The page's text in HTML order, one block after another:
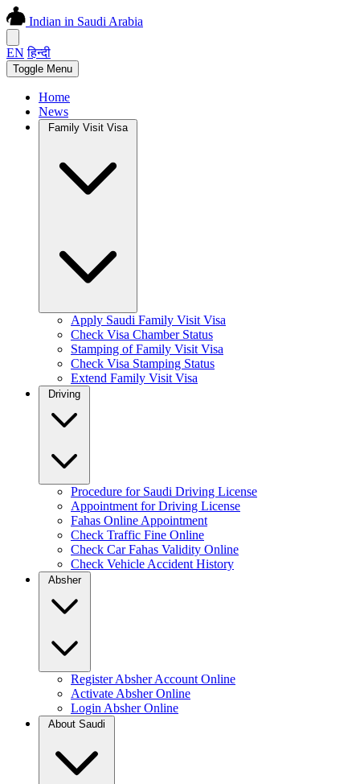
Indian in Saudi Arabia
EN हिन्दी
Toggle Menu
Home
News
Family Visit Visa
Apply Saudi Family Visit Visa
Check Visa Chamber Status
Stamping of Family Visit Visa
Check Visa Stamping Status
Extend Family Visit Visa
Procedure for Saudi Driving License
Appointment for Driving License
Fahas Online Appointment
Check Traffic Fine Online
Check Car Fahas Validity Online
Check Vehicle Accident History
Absher
Register Absher Account Online
Activate Absher Online
Login Absher Online